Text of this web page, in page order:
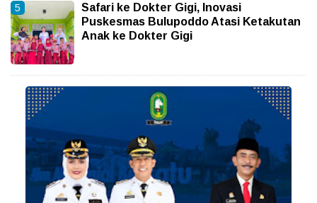
Safari ke Dokter Gigi, Inovasi
Puskesmas Bulupoddo Atasi Ketakutan
Anak ke Dokter Gigi